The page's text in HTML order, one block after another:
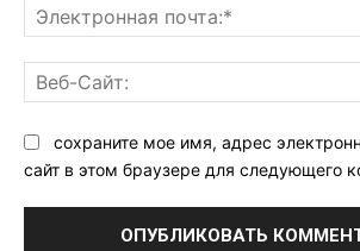
сохраните мое имя, адрес
сайт в этом браузере для следующего